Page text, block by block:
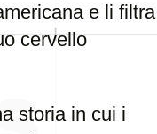
e li filtra
cervello
storia in cui i